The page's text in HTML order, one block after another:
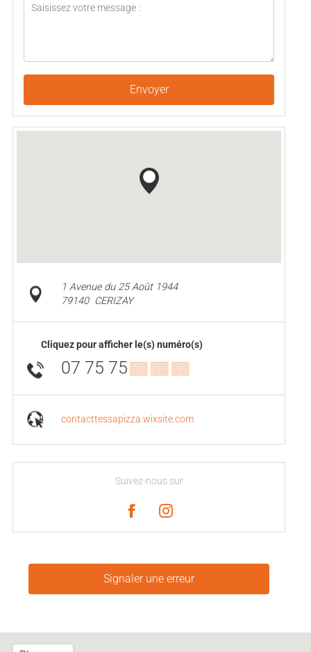
Envoyer
1 Avenue du 25 Août 1944
79140 CERIZAY
Cliquez pour afficher le(s) numéro(s)
07 75 75▒▒ ▒▒ ▒▒
contacttessapizza.wixsite.com
Suivez-nous sur
Signaler une erreur